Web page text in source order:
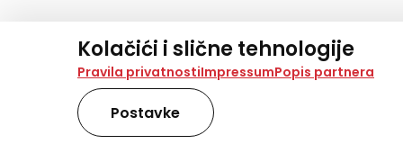
Kolačići i slične tehnologije
Na našoj web stranici koristimo kolačiće i slične
analiziramo promet na stranici te prikazujemo
također koriste ove tehnologije.
Odabirom opcije „Samo nužno“ prihvaćate samo
obradu svih kolačića potrebnih za analitiku i
Pravila privatnostiImpressumPopis partnera
Postavke